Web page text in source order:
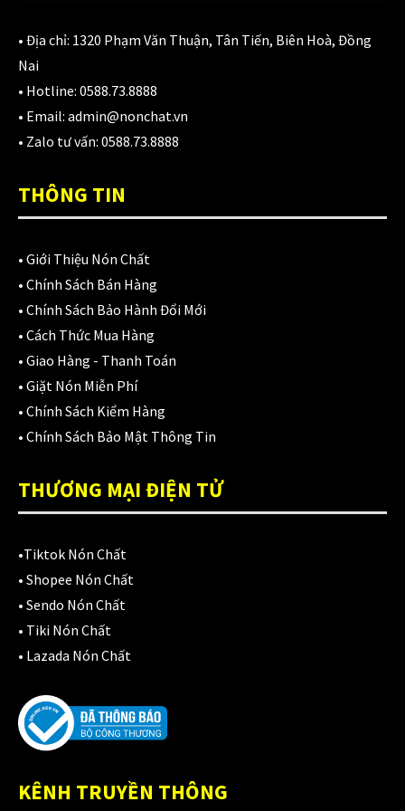
Áo giáp LS2 Garda Air Man
2,890,000₫
Nón Ls2 OF606 Drifter đen xanh
3,900,000₫
CATEGORIES
Áo Giáp
Áo mưa
ÁO QUẦN GIÁP
Balo - Túi đeo
Dưỡng sên
Đệm lót yên xe
Găng cụt ngón
Găng dài ngón
GĂNG TAY
• Địa chỉ: 1320 Phạm Văn Thuận, Tân Tiến, Biên Hoà, Đồng
Nai
• Hotline: 0588.73.8888
• Email: admin@nonchat.vn
• Zalo tư vấn: 0588.73.8888
THÔNG TIN
• Giới Thiệu Nón Chất
• Chính Sách Bán Hàng
• Chính Sách Bảo Hành Đổi Mới
• Cách Thức Mua Hàng
• Giao Hàng - Thanh Toán
• Giặt Nón Miễn Phí
• Chính Sách Kiểm Hàng
• Chính Sách Bảo Mật Thông Tin
THƯƠNG MẠI ĐIỆN TỬ
•Tiktok Nón Chất
• Shopee Nón Chất
• Sendo Nón Chất
• Tiki Nón Chất
• Lazada Nón Chất
KÊNH TRUYỀN THÔNG